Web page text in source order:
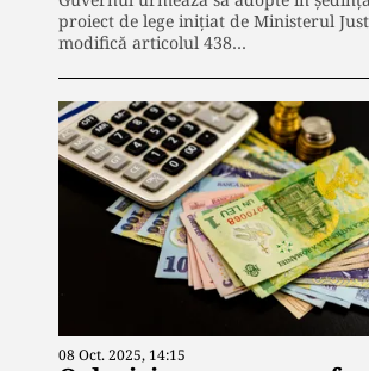
proiect de lege inițiat de Ministerul
modifică articolul 438…
08 Oct. 2025, 14:15